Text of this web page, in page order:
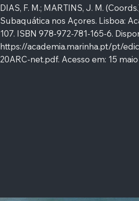
DIAS, F. M.; MARTINS, J. M.
Subaquática nos Açores. Lisboa:
107. ISBN 978-972-781-165-6.
https://academia.marinha.pt/pt/
20ARC-net.pdf. Acesso em: 15